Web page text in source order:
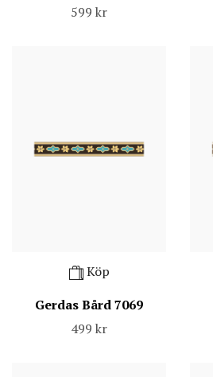
599 kr
Köp
Gerdas Bård 7069
499 kr